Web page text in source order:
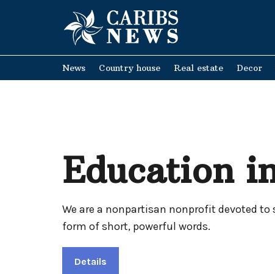
News Country house Real estate Decor
Education
We are a nonpartisan nonprofit devoted
form of short, powerful words.
Details